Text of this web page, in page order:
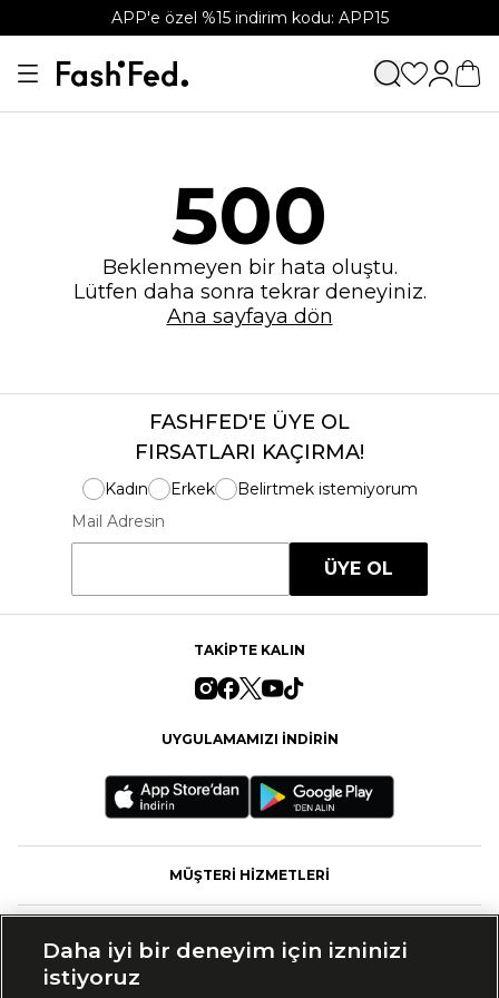
APP'e özel %15 indirim kodu: APP15
500
Beklenmeyen bir hata oluştu.
Lütfen daha sonra tekrar deneyiniz.
Ana sayfaya dön
FASHFED'E ÜYE OL
FIRSATLARI KAÇIRMA!
Kadın Erkek
Belirtmek istemiyorum
Mail Adresin
ÜYE OL
TAKİPTE KALIN
UYGULAMAMIZI İNDİRİN
MÜŞTERİ HİZMETLERİ
Daha iyi bir deneyim için izninizi
istiyoruz